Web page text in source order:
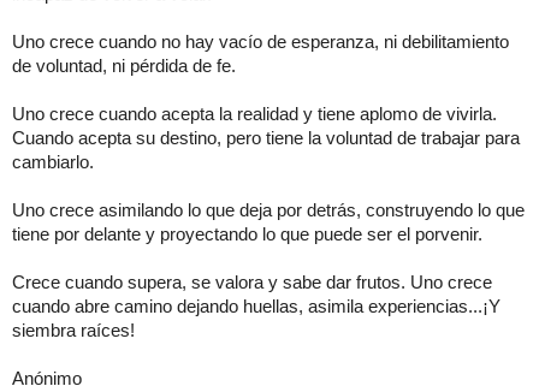
Uno crece cuando no hay vacío de esperanza, ni debilitamiento
de voluntad, ni pérdida de fe.
Uno crece cuando acepta la realidad y tiene aplomo de vivirla.
Cuando acepta su destino, pero tiene la voluntad de trabajar para
cambiarlo.
Uno crece asimilando lo que deja por detrás, construyendo lo que
tiene por delante y proyectando lo que puede ser el porvenir.
Crece cuando supera, se valora y sabe dar frutos. Uno crece
cuando abre camino dejando huellas, asimila experiencias...¡Y
siembra raíces!
Anónimo